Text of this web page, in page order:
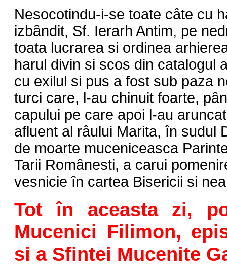
Nesocotindu-i-se toate câte cu
izbândit, Sf. Ierarh Antim, pe
toata lucrarea si ordinea
harul divin si scos din catalogul
cu exilul si pus a fost sub paza
turci care, l-au chinuit foarte,
capului pe care apoi l-au
afluent al râului Marita, în sudul
de moarte muceniceasca
Tarii Românesti, a carui
vesnicie în cartea Bisericii si
Tot în aceasta zi,
Mucenici Filimon,
si a Sfintei Mucenite